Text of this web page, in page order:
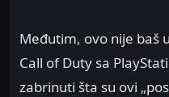
Međutim, ovo nije baš
Call of Duty sa
zabrinuti šta su ovi